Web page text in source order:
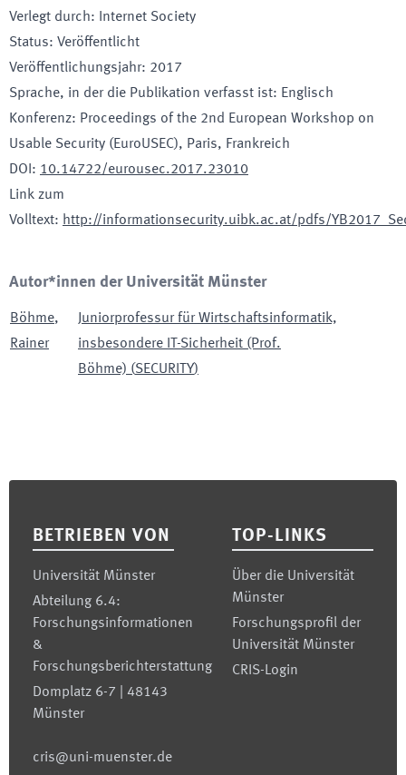
Verlegt durch:
Internet Society
Status: Veröffentlicht
Veröffentlichungsjahr: 2017
Sprache, in der die Publikation verfasst ist: Englisch
Konferenz: Proceedings of the 2nd European Workshop on
Usable Security (EuroUSEC), Paris, Frankreich
DOI : 10.14722/eurousec.2017.23010
Link zum
Volltext: http://informationsecurity.uibk.ac.at/pdfs/
Autor*innen der Universität Münster
Böhme,
Rainer
Juniorprofessur für Wirtschaftsinformatik,
insbesondere IT-Sicherheit (Prof.
Böhme) (SECURITY)
BETRIEBEN VON
Universität Münster
Abteilung 6.4:
Forschungsinformationen
&
Forschungsberichterstattung
Domplatz 6-7 | 48143
Münster
cris@uni-muenster.de
TOP-LINKS
Über die Universität
Münster
Forschungsprofil der
Universität Münster
CRIS-Login